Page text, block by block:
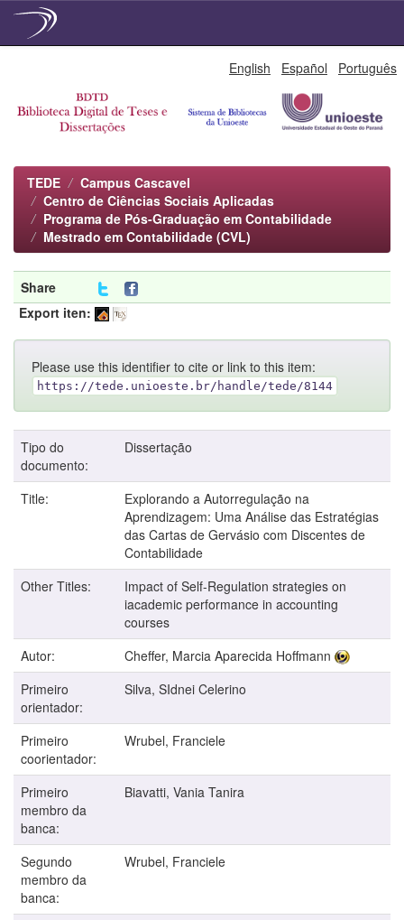
English Español Português
TEDE
Campus Cascavel
Centro de Ciências Sociais Aplicadas
Programa de Pós-Graduação em Contabilidade
Mestrado em Contabilidade (CVL)
Share
Export iten:
Please use this identifier to cite or link to this item:
https://tede.unioeste.br/handle/tede/8144
Tipo do
documento:
Dissertação
Title:
Explorando a Autorregulação na
Aprendizagem: Uma Análise das Estratégias
das Cartas de Gervásio com Discentes de
Contabilidade
Other Titles:
Impact of Self-Regulation strategies on
iacademic performance in accounting
courses
Autor:
Cheffer, Marcia Aparecida Hoffmann
Primeiro
orientador:
Silva, SIdnei Celerino
Primeiro
coorientador:
Wrubel, Franciele
Primeiro
membro da
banca:
Biavatti, Vania Tanira
Segundo
membro da
banca:
Wrubel, Franciele